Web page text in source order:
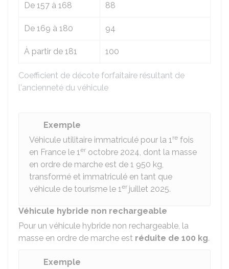
Coefficient de décote forfaitaire résultant de
l'ancienneté du véhicule
De 157 à 168 88
De 169 à 180 94
À partir de 181 100
Exemple
Véhicule utilitaire immatriculé pour la 1re fois
en France le 1er octobre 2024, dont la masse
en ordre de marche est de 1 950 kg,
transformé et immatriculé en tant que
véhicule de tourisme le 1er juillet 2025.
Véhicule hybride non rechargeable
Pour un véhicule hybride non rechargeable, la
masse en ordre de marche est réduite de 100 kg.
Exemple